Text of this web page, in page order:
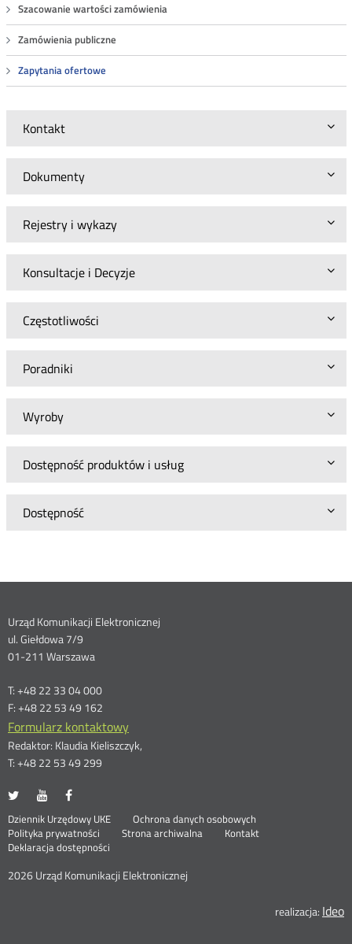
Szacowanie wartości zamówienia
Zamówienia publiczne
Zapytania ofertowe
Kontakt
Dokumenty
Rejestry i wykazy
Konsultacje i Decyzje
Częstotliwości
Poradniki
Wyroby
Dostępność produktów i usług
Dostępność
Dane
kontaktowe
Urząd Komunikacji Elektronicznej
ul. Giełdowa 7/9
01-211 Warszawa
T: +48 22 33 04 000
F: +48 22 53 49 162
Formularz kontaktowy
Redaktor: Klaudia Kieliszczyk,
T: +48 22 53 49 299
UKE
portalu
Twitter
Otwórz
nowym
oknie
UKE
portalu
Youtube
Otwórz
nowym
oknie
portalu
Facebook
nowym
oknie
Stopka
menu
Dziennik Urzędowy UKE Otwórz
Ochrona danych osobowych
Polityka prywatności
Otwórz
w
oknie
Strona archiwalna
Kontakt
Deklaracja dostępności
2026 Urząd Komunikacji Elektronicznej
realizacja: Ideo